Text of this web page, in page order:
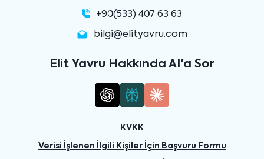
+90(533) 407 63 63
bilgi@elityavru.com
Elit Yavru Hakkında AI'a Sor
KVKK
Verisi İşlenen İlgili Kişiler İçin Başvuru Formu